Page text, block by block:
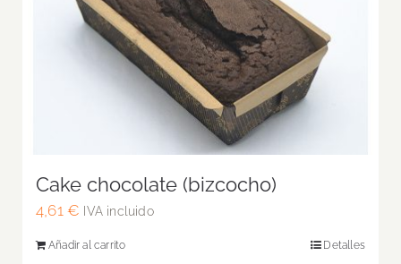
Cake chocolate (bizcocho)
4,61 € IVA incluido
Añadir al carrito Detalles